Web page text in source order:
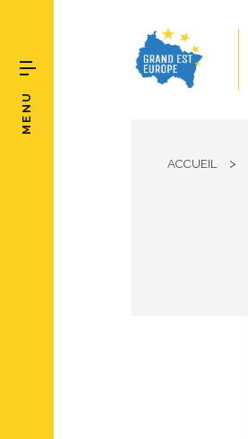
MENU
ACCUEIL >